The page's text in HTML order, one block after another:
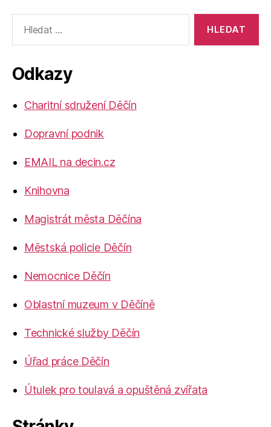
vyhledávání:
Odkazy
Charitní sdružení Děčín
Dopravní podnik
EMAIL na decin.cz
Knihovna
Magistrát města Děčína
Městská policie Děčín
Nemocnice Děčín
Oblastní muzeum v Děčíně
Technické služby Děčín
Úřad práce Děčín
Útulek pro toulavá a opuštěná zvířata